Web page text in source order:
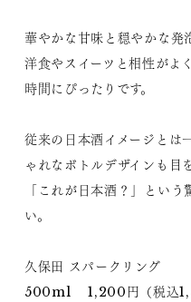
華やかな甘味と穏やかな発
洋食やスイーツと相性がよ
時間にぴったりです。
従来の日本酒イメージとは
ゃれなボトルデザインも目
「これが日本酒？」とい
い。
久保田 スパークリング
500ml 1,200円（税込